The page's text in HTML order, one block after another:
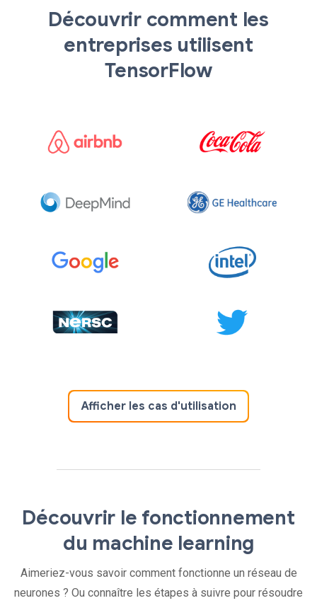
Découvrir comment les
entreprises utilisent
TensorFlow
Afficher les cas d'utilisation
Découvrir le fonctionnement
du machine learning
Aimeriez-vous savoir comment fonctionne un réseau de
neurones ? Ou connaître les étapes à suivre pour résoudre